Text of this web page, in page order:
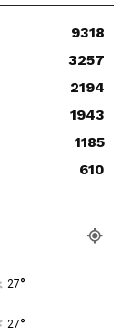
9318
3257
2194
1943
1185
610
27°
27°